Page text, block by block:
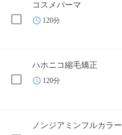
コスメパーマ
120分
ハホニコ縮毛矯正
120分
ノンジアミンフルカラー